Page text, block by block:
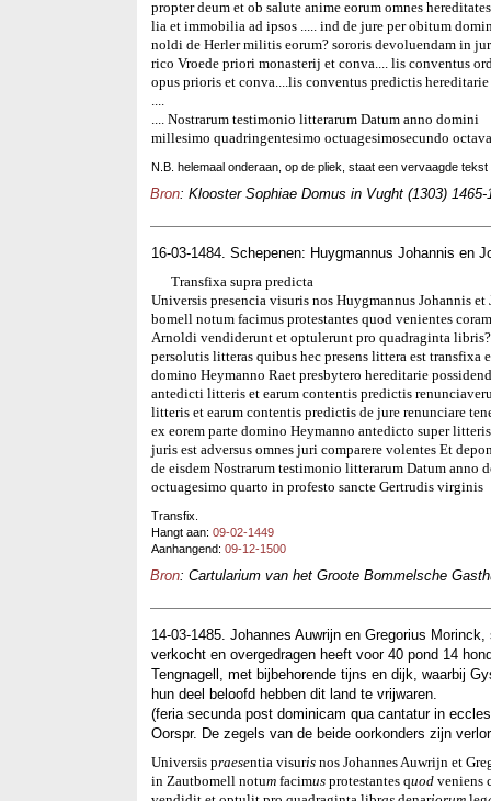
propter deum et ob salute anime eorum omnes
lia et immobilia ad ipsos ..... ind de jure per obitum
noldi de Herler militis eorum? sororis devoluendam in
rico Vroede priori monasterij et conva.... lis conventus
opus prioris et conva....lis conventus predictis hereditarie
....
.... Nostrarum testimonio litterarum Datum anno domini
millesimo quadringentesimo octuagesimosecundo
N.B. helemaal onderaan, op de pliek, staat een vervaagde tekst
Bron: Klooster Sophiae Domus in Vught (1303)
16-03-1484. Schepenen: Huygmannus Johannis en
Transfixa supra predicta
Universis presencia visuris nos Huygmannus Johannis
bomell notum facimus protestantes quod venientes
Arnoldi vendiderunt et optulerunt pro quadraginta
persolutis litteras quibus hec presens littera est
domino Heymanno Raet presbytero hereditarie
antedicti litteris et earum contentis predictis
litteris et earum contentis predictis de jure renunciare
ex eorem parte domino Heymanno antedicto super
juris est adversus omnes juri comparere volentes Et
de eisdem Nostrarum testimonio litterarum Datum anno
octuagesimo quarto in profesto sancte Gertrudis virginis
Transfix.
Hangt aan: 09-02-1449
Aanhangend: 09-12-1500
Bron: Cartularium van het Groote Bommelsche
14-03-1485. Johannes Auwrijn en Gregorius
verkocht en overgedragen heeft voor 40 pond 14
Tengnagell, met bijbehorende tijns en dijk, waarbij
hun deel beloofd hebben dit land te vrijwaren.
(feria secunda post dominicam qua cantatur in
Oorspr. De zegels van de beide oorkonders zijn
Universis praesentia visuris nos Johannes Auwrijn et
in Zautbomell notum facimus protestantes quod veniens